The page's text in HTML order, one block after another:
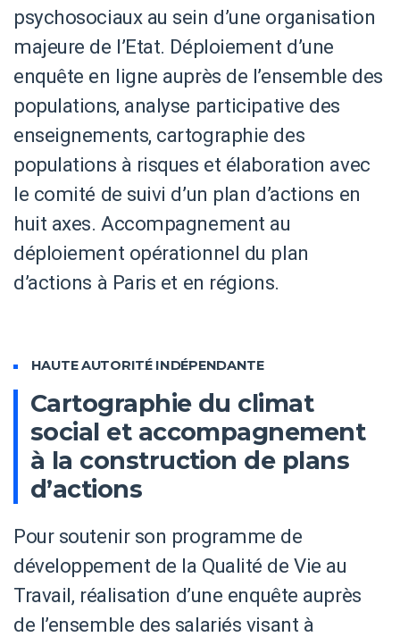
psychosociaux au sein d’une organisation
majeure de l’Etat. Déploiement d’une
enquête en ligne auprès de l’ensemble des
populations, analyse participative des
enseignements, cartographie des
populations à risques et élaboration avec
le comité de suivi d’un plan d’actions en
huit axes. Accompagnement au
déploiement opérationnel du plan
d’actions à Paris et en régions.
HAUTE AUTORITÉ INDÉPENDANTE
Cartographie du climat
social et accompagnement
à la construction de plans
d’actions
Pour soutenir son programme de
développement de la Qualité de Vie au
Travail, réalisation d’une enquête auprès
de l’ensemble des salariés visant à